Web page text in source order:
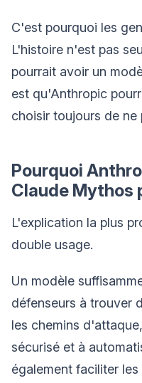
C'est pourquoi les
L'histoire n'est pas
pourrait avoir un
est qu'Anthropic
choisir toujours de ne
Pourquoi
Claude Mythos
L'explication la plus
double usage.
Un modèle
défenseurs à trouver
les chemins
sécurisé et à
également faciliter